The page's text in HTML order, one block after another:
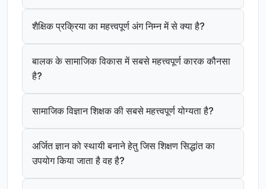
शैक्षिक प्रक्रिया का महत्त्वपूर्ण अंग निम्न में से क्या है?
बालक के सामाजिक विकास में सबसे महत्त्वपूर्ण कारक कौनसा
है?
सामाजिक विज्ञान शिक्षक की सबसे महत्त्वपूर्ण योग्यता है?
अर्जित ज्ञान को स्थायी बनाने हेतु जिस शिक्षण सिद्धांत का
उपयोग किया जाता है वह है?